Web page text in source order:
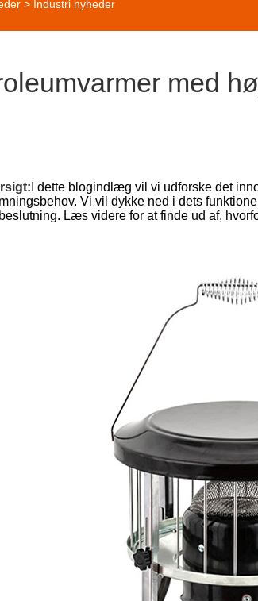
> Industri nyheder
med
I dette blogindlæg vil vi udforske det
Vi vil dykke ned i dets
Læs videre for at finde ud af,